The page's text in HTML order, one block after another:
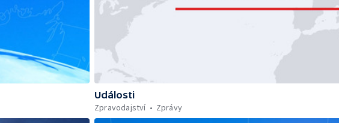
Události
Zpravodajství
Zprávy